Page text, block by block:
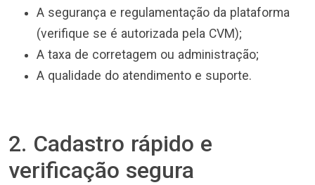
A segurança e regulamentação da plataforma
(verifique se é autorizada pela CVM);
A taxa de corretagem ou administração;
A qualidade do atendimento e suporte.
2. Cadastro rápido e
verificação segura